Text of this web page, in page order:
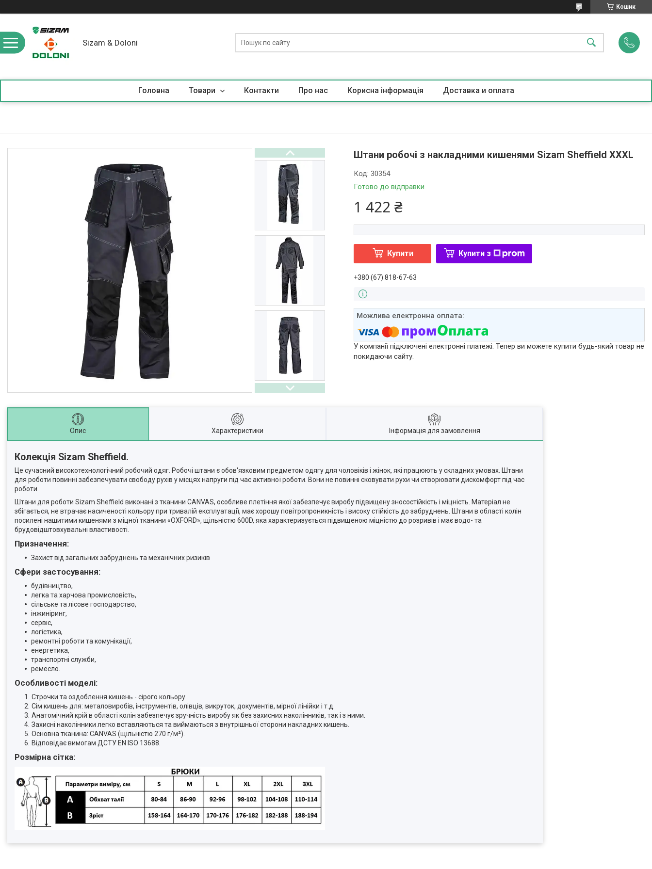
Кошик
Sizam & Doloni
Головна Товари Контакти Про нас Корисна iнформацiя Доставка и оплата
Штани робочі з накладними кишенями Sizam Sheffield XXXL
Готово до відправки
Код:30354
1 422 ₴
Купити Купити з
+380 (67) 818-67-63
У компанії підключені електронні платежі. Тепер ви можете купити будь-який товар не
покидаючи сайту.
Опис Характеристики Інформація для замовлення
Колекція Sizam Sheffield.
Це сучасний високотехнологічний робочий одяг. Робочі штани є обов'язковим предметом одягу для чоловіків і жінок, які працюють у складних умовах. Штани
для роботи повинні забезпечувати свободу рухів у місцях напруги під час активної роботи. Вони не повинні сковувати рухи чи створювати дискомфорт під час
роботи.
Штани для роботи Sizam Sheffield виконані з тканини CANVAS, особливе плетіння якої забезпечує виробу підвищену зносостійкість і міцність. Матеріал не
збігається, не втрачає насиченості кольору при тривалій експлуатації, має хорошу повітропроникність і високу стійкість до забруднень. Штани в області колін
посилені нашитими кишенями з міцної тканини «OXFORD», щільністю 600D, яка характеризується підвищеною міцністю до розривів і має водо- та
брудовідштовхувальні властивості.
Призначення:
Захист від загальних забруднень та механічних ризиків
Сфери застосування:
будівництво,
легка та харчова промисловість,
сільське та лісове господарство,
інжиніринг,
сервіс,
логістика,
ремонтні роботи та комунікації,
енергетика,
транспортні служби,
ремесло.
Особливості моделі:
Строчки та оздоблення кишень - сірого кольору.
Сім кишень для: металовиробів, інструментів, олівців, викруток, документів, мірної лінійки і т.д.
Анатомічний крій в області колін забезпечує зручність виробу як без захисних наколінників, так і з ними.
Захисні наколінники легко вставляються та виймаються з внутрішньої сторони накладних кишень.
Основна тканина: CANVAS (щільністю 270 г/м²).
Відповідає вимогам ДСТУ EN ISO 13688.
Розмірна сітка: